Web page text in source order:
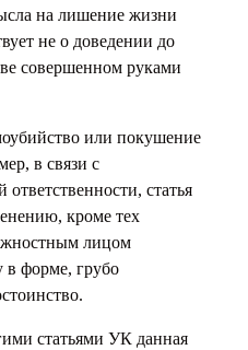
на лишение жизни
не о доведении до
совершенном руками
или покушение
в связи с
статья
кроме тех
лицом
в форме, грубо
статьями УК данная